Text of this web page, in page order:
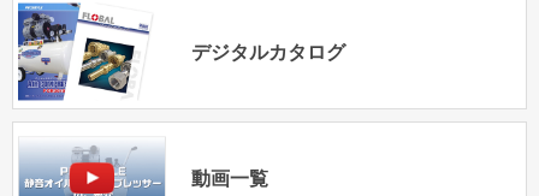
デジタルカタログ
動画一覧